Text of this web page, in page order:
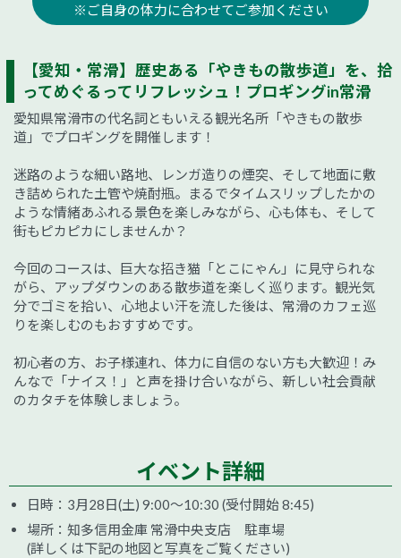
※ご自身の体力に合わせてご参加ください
【愛知・常滑】歴史ある「やきもの散歩道」を、拾
ってめぐるってリフレッシュ！プロギングin常滑
愛知県常滑市の代名詞ともいえる観光名所「やきもの散歩
道」でプロギングを開催します！
迷路のような細い路地、レンガ造りの煙突、そして地面に敷
き詰められた土管や焼酎瓶。まるでタイムスリップしたかの
ような情緒あふれる景色を楽しみながら、心も体も、そして
街もピカピカにしませんか？
今回のコースは、巨大な招き猫「とこにゃん」に見守られな
がら、アップダウンのある散歩道を楽しく巡ります。観光気
分でゴミを拾い、心地よい汗を流した後は、常滑のカフェ巡
りを楽しむのもおすすめです。
初心者の方、お子様連れ、体力に自信のない方も大歓迎！み
んなで「ナイス！」と声を掛け合いながら、新しい社会貢献
のカタチを体験しましょう。
イベント詳細
日時：3月28日(土) 9:00～10:30 (受付開始 8:45)
場所：知多信用金庫 常滑中央支店 駐車場
(詳しくは下記の地図と写真をご覧ください)